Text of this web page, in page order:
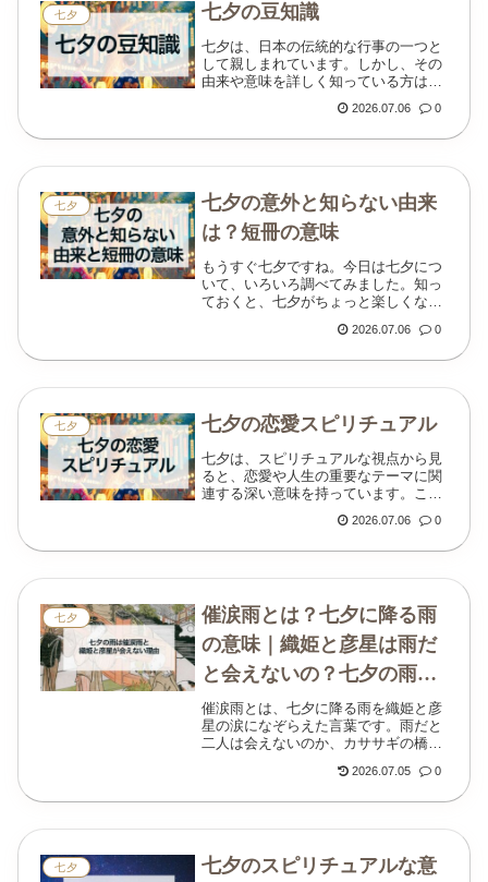
七夕 七夕の豆知識
七夕は、日本の伝統的な行事の一つと
して親しまれています。しかし、その
由来や意味を詳しく知っている方は少
ないかもしれません。本記事では、七
夕の歴史や風習、飾りの意味などを詳
2026.07.06 0
七夕
七夕の意外と知らない由来
は？短冊の意味
もうすぐ七夕ですね。今日は七夕につ
いて、いろいろ調べてみました。知っ
ておくと、七夕がちょっと楽しくなる
ら伝わった五節句の一つ 七夕は、元々
2026.07.06 0
七夕 七夕の恋愛スピリチュアル
七夕は、スピリチュアルな視点から見
ると、恋愛や人生の重要なテーマに関
連する深い意味を持っています。この
魂の成長や天命に気づくためのエネル
2026.07.06 0
七夕
催涙雨とは？七夕に降る雨
の意味｜織姫と彦星は雨だ
と会えないの？七夕の雨は
不吉？洗車雨・カササギの
橋の伝説
催涙雨とは、七夕に降る雨を織姫と彦
星の涙になぞらえた言葉です。雨だと
二人は会えないのか、カササギの橋、
りやすく紹介します。
2026.07.05 0
七夕
七夕のスピリチュアルな意